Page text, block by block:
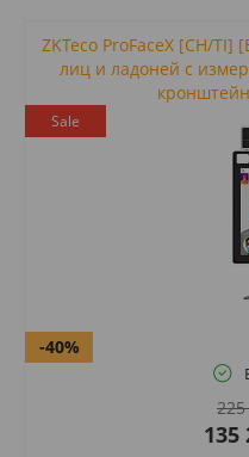
ZKTeco ProFaceX [CH/
лиц и ладоней с
Sale
-40%
135